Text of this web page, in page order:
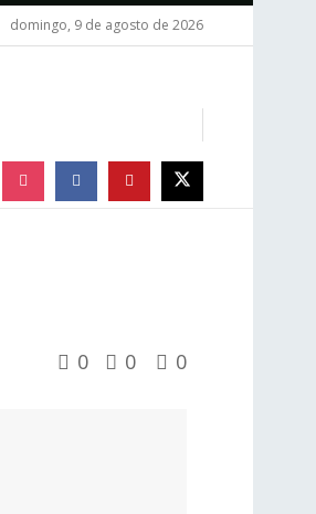
domingo, 9 de agosto de 2026
0 0 0